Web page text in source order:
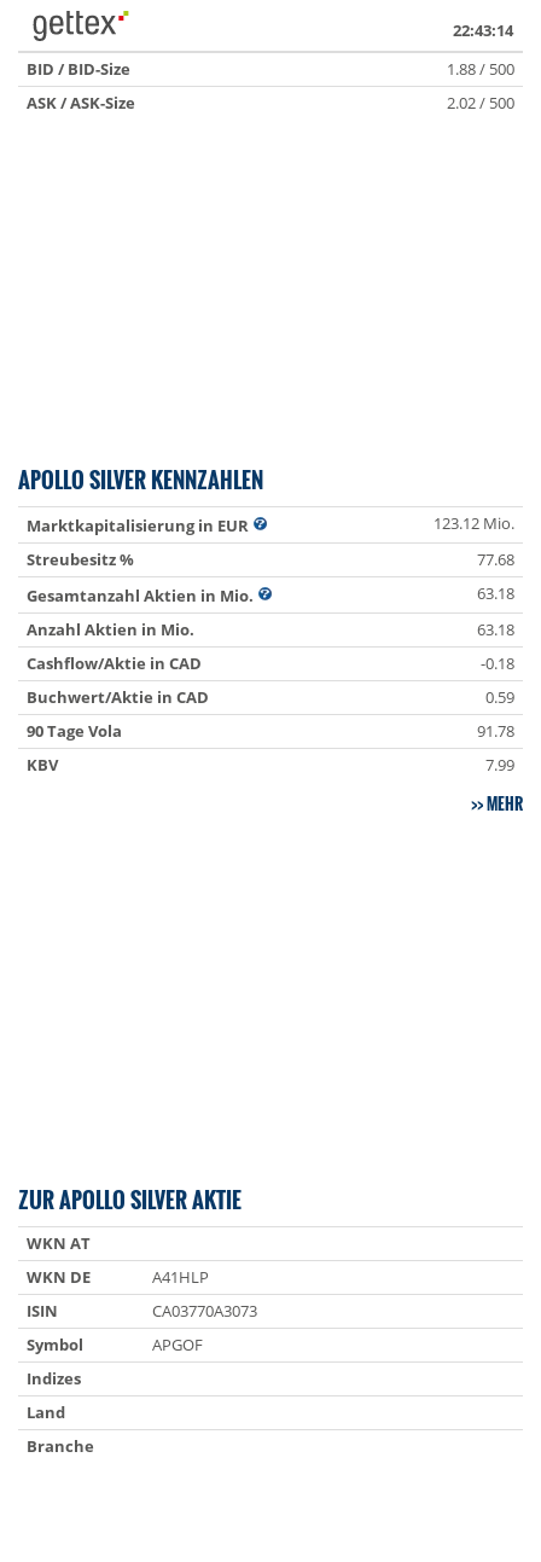
22:43:14
BID / BID-Size
1.88 / 500
ASK / ASK-Size
2.02 / 500
APOLLO SILVER KENNZAHLEN
Marktkapitalisierung in EUR
123.12 Mio.
Streubesitz %
77.68
Gesamtanzahl Aktien in Mio.
63.18
Anzahl Aktien in Mio.
63.18
Cashflow/Aktie in CAD
-0.18
Buchwert/Aktie in CAD
0.59
90 Tage Vola
91.78
KBV
7.99
MEHR
ZUR APOLLO SILVER AKTIE
WKN AT
WKN DE
A41HLP
ISIN
CA03770A3073
Symbol
APGOF
Indizes
Land
Branche